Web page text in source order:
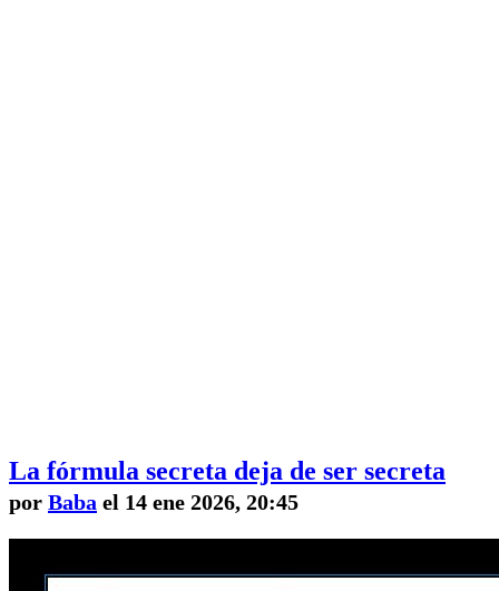
La fórmula secreta deja de ser secreta
por Baba el 14 ene 2026, 20:45